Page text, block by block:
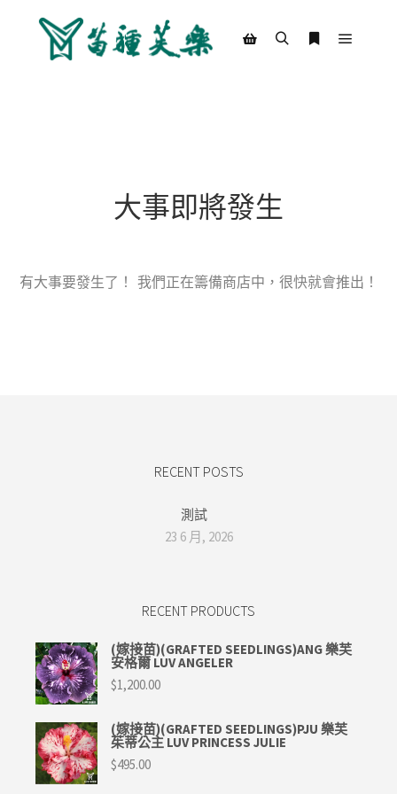
大事即將發生
有大事要發生了！ 我們正在籌備商店中，很快就會推出！
RECENT POSTS
測試
23 6 月, 2026
RECENT PRODUCTS
(嫁接苗)(GRAFTED SEEDLINGS)ANG 樂芙
安格爾 LUV ANGELER
$1,200.00
(嫁接苗)(GRAFTED SEEDLINGS)PJU 樂芙
茱蒂公主 LUV PRINCESS JULIE
$495.00